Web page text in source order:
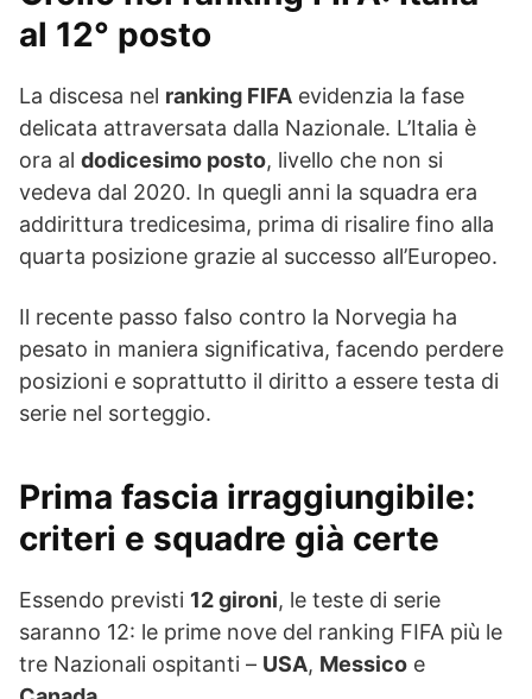
al 12° posto
La discesa nel ranking FIFA evidenzia la fase
delicata attraversata dalla Nazionale. L’Italia è
ora al dodicesimo posto, livello che non si
vedeva dal 2020. In quegli anni la squadra era
addirittura tredicesima, prima di risalire fino alla
quarta posizione grazie al successo all’Europeo.
Il recente passo falso contro la Norvegia ha
pesato in maniera significativa, facendo perdere
posizioni e soprattutto il diritto a essere testa di
serie nel sorteggio.
Prima fascia irraggiungibile:
criteri e squadre già certe
Essendo previsti 12 gironi, le teste di serie
saranno 12: le prime nove del ranking FIFA più le
tre Nazionali ospitanti – USA, Messico e